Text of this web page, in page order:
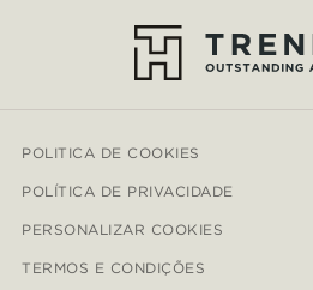
POLITICA DE COOKIES
POLÍTICA DE PRIVACIDADE
PERSONALIZAR COOKIES
TERMOS E CONDIÇÕES